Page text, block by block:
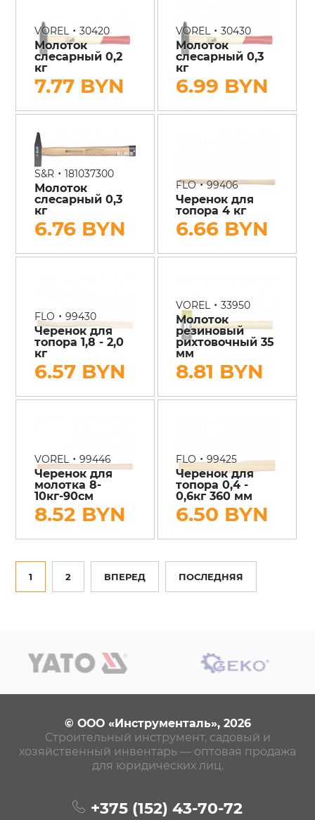
VOREL• 30420
Молоток
слесарный 0,2
кг
7.77 BYN
VOREL•30430
Молоток
слесарный 0,3
кг
6.99 BYN
S&R• 181037300
Молоток
слесарный 0,3
кг
6.76 BYN
FLO•99406
Черенок для
топора 4 кг
6.66 BYN
FLO • 99430
Черенок для
топора 1,8 - 2,0
кг
6.57 BYN
VOREL•33950
Молоток
резиновый
рихтовочный 35
мм
8.81 BYN
VOREL• 99446
Черенок для
молотка 8-
10кг-90см
8.52 BYN
FLO•99425
Черенок для
топора 0,4 -
0,6кг 360 мм
6.50 BYN
1 2 ВПЕРЕД ПОСЛЕДНЯЯ
© ООО «Инструменталь», 2026
Строительный инструмент, садовый и
хозяйственный инвентарь — оптовая продажа
для юридических лиц.
+375 (152) 43-70-72